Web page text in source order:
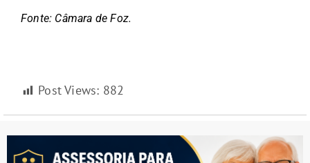
Fonte: Câmara de Foz.
Post Views: 882